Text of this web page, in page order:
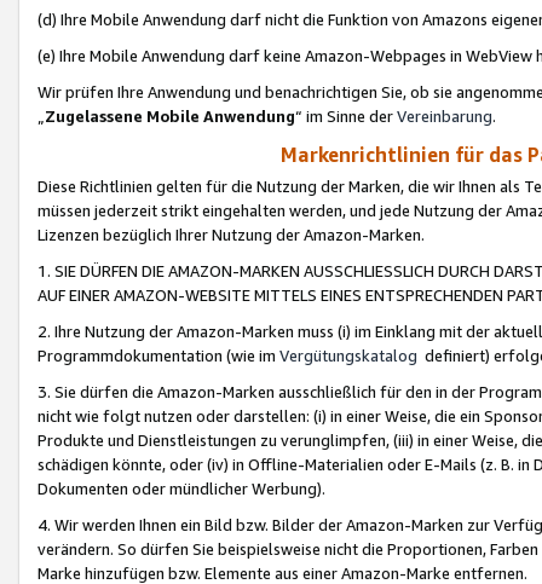
(d) Ihre Mobile Anwendung darf nicht die Funktion von Amazons
(e) Ihre Mobile Anwendung darf keine Amazon-Webpages in WebView
Wir prüfen Ihre Anwendung und benachrichtigen Sie, ob sie
„Zugelassene Mobile Anwendung“ im Sinne derVereinbarung.
Markenrichtlinien für das
Diese Richtlinien gelten für die Nutzung der Marken, die wir Ihnen als
müssen jederzeit strikt eingehalten werden, und jede Nutzung der
Lizenzen bezüglich Ihrer Nutzung der Amazon-Marken.
1. SIE DÜRFEN DIE AMAZON-MARKEN AUSSCHLIESSLICH DURCH
AUF EINER AMAZON-WEBSITE MITTELS EINES ENTSPRECHENDEN
2. Ihre Nutzung der Amazon-Marken muss (i) im Einklang mit der
Programmdokumentation (wie im Vergütungskatalog definiert)
3. Sie dürfen die Amazon-Marken ausschließlich für den in der
nicht wie folgt nutzen oder darstellen: (i) in einer Weise, die ein
Produkte und Dienstleistungen zu verunglimpfen, (iii) in einer Weise,
schädigen könnte, oder (iv) in Offline-Materialien oder E-Mails (z. B. in
Dokumenten oder mündlicher Werbung).
4. Wir werden Ihnen ein Bild bzw. Bilder der Amazon-Marken zur
verändern. So dürfen Sie beispielsweise nicht die Proportionen,
Marke hinzufügen bzw. Elemente aus einer Amazon-Marke entfernen.